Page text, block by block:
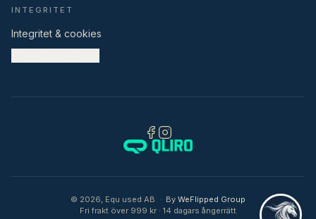
INTEGRITET
Integritet & cookies
© 2026, Equ used AB · By WeFlipped Group
Fri frakt över 999 kr · 14 dagars ångerrätt